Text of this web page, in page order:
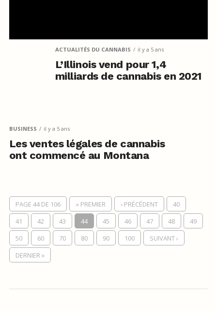
ACTUALITÉS DU CANNABIS il y a 5 ans
L’Illinois vend pour 1,4
milliards de cannabis en 2021
BUSINESS il y a 5 ans
Les ventes légales de cannabis
ont commencé au Montana
PAGE 44 DE 106 « PREMIER ‹ PRÉCÉDENT
40
41
42 43 44 45 46 47 48
49
50
60 70 80 90 100
SUIVANT ›
DERNIER »